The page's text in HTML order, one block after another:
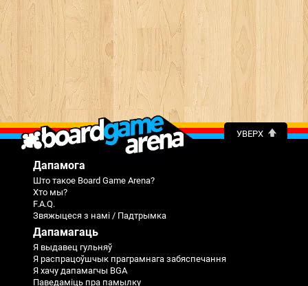
УВЕРХ
Дапамога
Што такое Board Game Arena?
Хто мы?
F.A.Q.
Звяжыцеся з намі / Падтрымка
Дапамагаць
Я выдавец гульняў
Я распрацоўшчык праграмнага забяспечання
Я хачу дапамагчы BGA
Паведаміць пра памылку